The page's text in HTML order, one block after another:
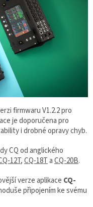
firmwaru V1.2.2 pro
je doporučena pro
i drobné opravy chyb.
CQ od anglického
12T,CQ-18TaCQ-20B.
verze aplikace CQ-
připojením ke svému